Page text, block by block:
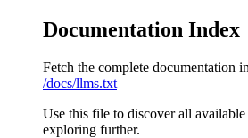
Documentation Index
Fetch the complete documentation
/docs/llms.txt
Use this file to discover all available
exploring further.